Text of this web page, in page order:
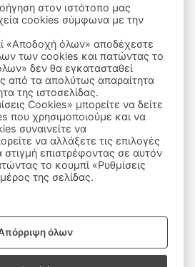
κάρτες:
/Login
στον ιστότοπο μας
cookies σύμφωνα με την
των cookies και πατώντας το
δεν θα εγκατασταθεί
από τα απολύτως απαραίτητα
της ιστοσελίδας.
Cookies» μπορείτε να δείτε
που χρησιμοποιούμε και να
συναινείτε να
να αλλάξετε τις επιλογές
επιστρέφοντας σε αυτόν
το κουμπί «Ρυθμίσεις
της σελίδας.
όλων